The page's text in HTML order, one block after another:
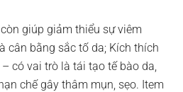
giúp giảm thiểu sự viêm
cân bằng sắc tố da; Kích thích
có vai trò là tái tạo tế bào da,
chế gây thâm mụn, sẹo. Item